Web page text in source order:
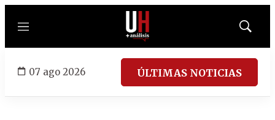
Menú
Mostrar
07 ago 2026 ÚLTIMAS NOTICIAS